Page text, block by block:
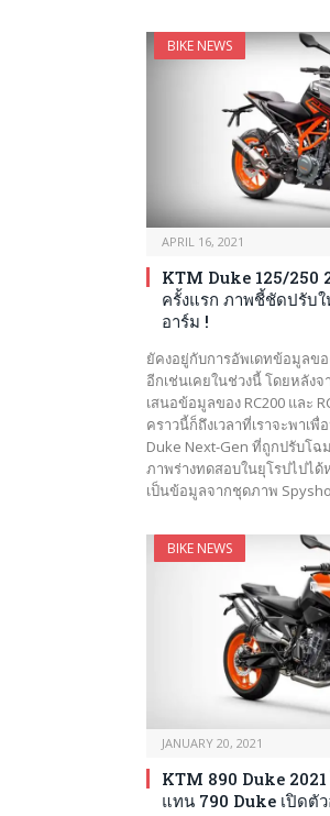
BIKE NEWS
APRIL 16, 2021
KTM Duke 125/250
ครั้งแรก ภาพชี้ชัดปรับ
อาร์ม !
ยัคงอยู่กับการอัพเดทข้อมูลข
อีกเช่นเคยในช่วงนี้ โดยหลัง
เสนอข้อมูลของ RC200 และ
คราวนี้ก็ถึงเวลาที่เราจะพาเ
Duke Next-Gen ที่ถูกปรับโ
ภาพร่างทดสอบในยุโรปไปได้
เป็นข้อมูลจากชุดภาพ
BIKE NEWS
JANUARY 20, 2021
KTM 890 Duke 2021
แทน 790 Duke เปิดตัว